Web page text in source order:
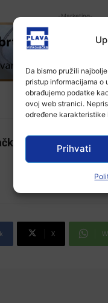
Da bismo pružili
pristup informacijama o
obrađujemo podatke
ovoj web stranici.
određene karakteristike
Prihvati
-Marketing-
X